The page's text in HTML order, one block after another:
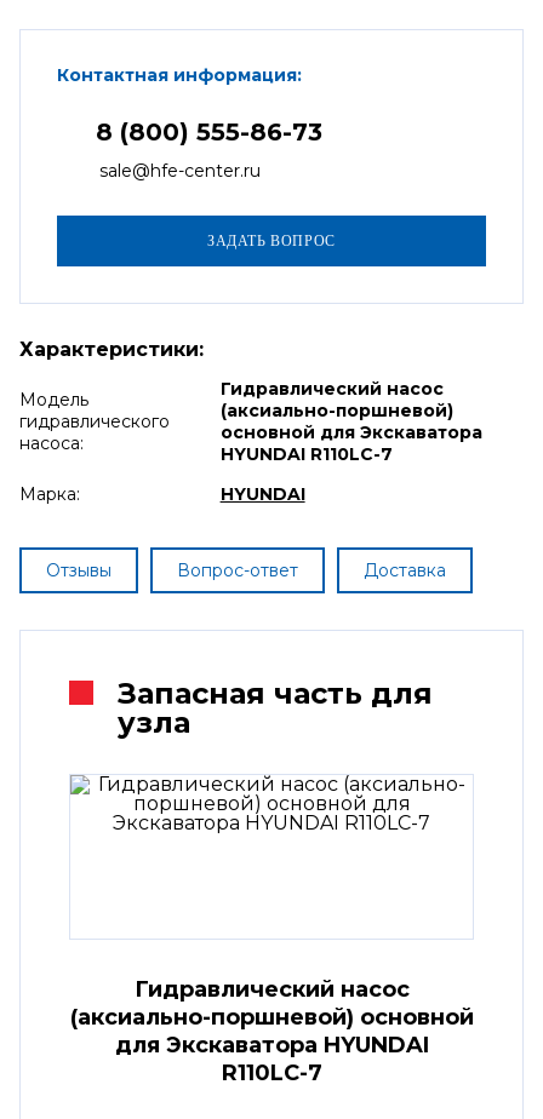
Контактная информация:
8 (800) 555-86-73
sale@hfe-center.ru
Характеристики:
Модель
гидравлического
насоса:
Гидравлический насос
(аксиально-поршневой)
основной для Экскаватора
HYUNDAI R110LC-7
Марка:
HYUNDAI
Отзывы Вопрос-ответ Доставка
Запасная часть для
узла
Гидравлический насос
(аксиально-поршневой) основной
для Экскаватора HYUNDAI
R110LC-7